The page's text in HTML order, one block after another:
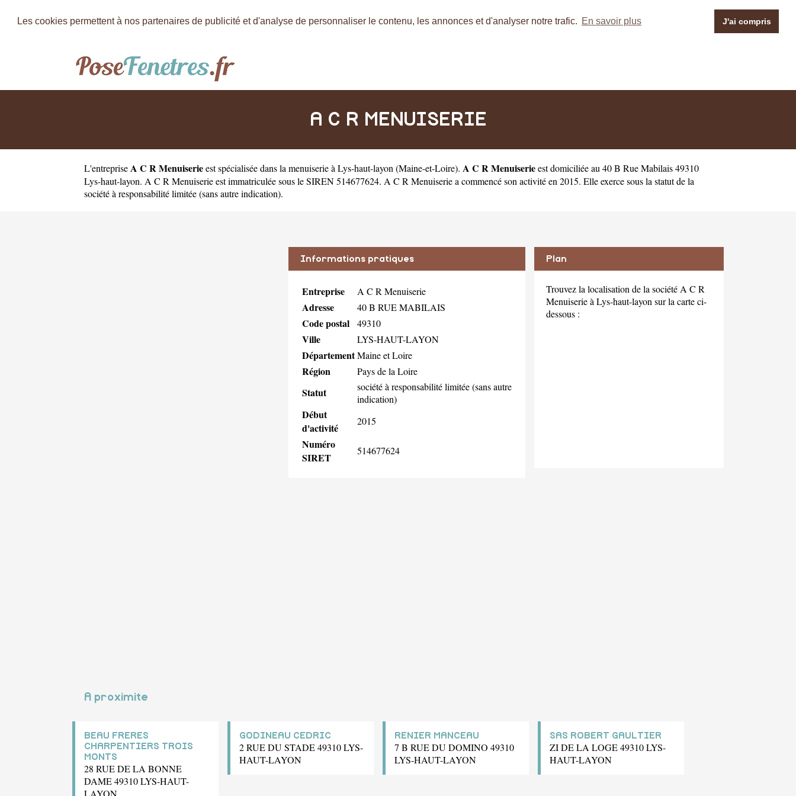
Les cookies permettent à nos partenaires de publicité et d'analyse de personnaliser le contenu, les annonces et d'analyser notre trafic. En savoir plus J'ai compris
A C R MENUISERIE
L'entreprise A C R Menuiserieestspécialisée dans la menuiserie à Lys-haut-layon (Maine-et-Loire). A C R Menuiserieest domiciliée au 40 B Rue Mabilais 49310
Lys-haut-layon. A C R Menuiserie est immatriculée sous le SIREN 514677624. A C R Menuiserie a commencé son activité en 2015. Elle exerce sous la statut de la
société à responsabilité limitée (sans autre indication).
Informations pratiques
Entreprise A C R Menuiserie
Adresse 40 B RUE MABILAIS
Code postal 49310
Ville LYS-HAUT-LAYON
DépartementMaine et Loire
Région Pays de la Loire
Statut
société à responsabilité limitée (sans autre
indication)
Début
d'activité
2015
Numéro
SIRET
514677624
Plan
Trouvez la localisation de la société A C R
Menuiserie à Lys-haut-layon sur la carte ci-
dessous :
A proximite
BEAU FRERES
CHARPENTIERS TROIS
MONTS
28 RUE DE LA BONNE
DAME 49310 LYS-HAUT-
LAYON
GODINEAU CEDRIC
2 RUE DU STADE 49310 LYS-
HAUT-LAYON
RENIER MANCEAU
7 B RUE DU DOMINO 49310
LYS-HAUT-LAYON
SAS ROBERT GAULTIER
ZI DE LA LOGE 49310 LYS-
HAUT-LAYON